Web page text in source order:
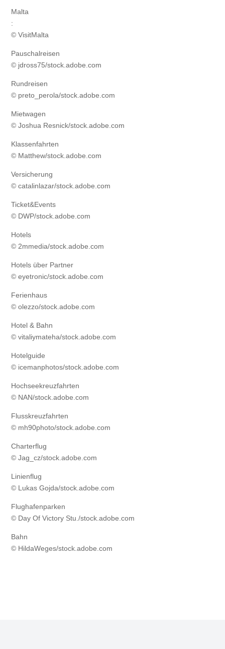
Malta
:
© VisitMalta
Pauschalreisen
© jdross75/stock.adobe.com
Rundreisen
© preto_perola/stock.adobe.com
Mietwagen
© Joshua Resnick/stock.adobe.com
Klassenfahrten
© Matthew/stock.adobe.com
Versicherung
© catalinlazar/stock.adobe.com
Ticket&Events
© DWP/stock.adobe.com
Hotels
© 2mmedia/stock.adobe.com
Hotels über Partner
© eyetronic/stock.adobe.com
Ferienhaus
© olezzo/stock.adobe.com
Hotel & Bahn
© vitaliymateha/stock.adobe.com
Hotelguide
© icemanphotos/stock.adobe.com
Hochseekreuzfahrten
© NAN/stock.adobe.com
Flusskreuzfahrten
© mh90photo/stock.adobe.com
Charterflug
© Jag_cz/stock.adobe.com
Linienflug
© Lukas Gojda/stock.adobe.com
Flughafenparken
© Day Of Victory Stu./stock.adobe.com
Bahn
© HildaWeges/stock.adobe.com